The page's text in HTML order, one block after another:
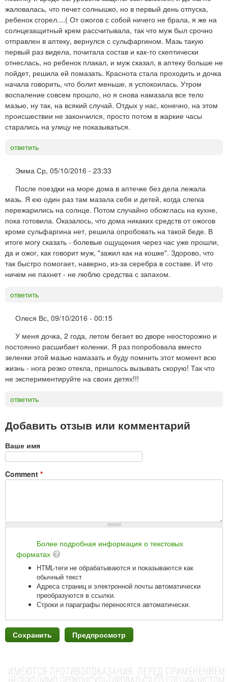
жаловалась, что печет солнышко, но в первый день отпуска,
ребенок сгорел....( От ожогов с собой ничего не брала, я же на
солнцезащитный крем рассчитывала, так что муж был срочно
отправлен в аптеку, вернулся с сульфаргином. Мазь такую
первый раз видела, почитала состав и как-то скептически
отнеслась, но ребенок плакал, и муж сказал, в аптеку больше не
пойдет, решила ей помазать. Краснота стала проходить и дочка
начала говорить, что болит меньше, я успокоилась. Утром
воспаление совсем прошло, но я снова намазала все тело
мазью, ну так, на всякий случай. Отдых у нас, конечно, на этом
происшествии не закончился, просто потом в жаркие часы
старались на улицу не показываться.
ответить
Эмма Ср, 05/10/2016 - 23:33
После поездки на море дома в аптечке без дела лежала
мазь. Я ею один раз там мазала себя и детей, когда слегка
пережарились на солнце. Потом случайно обожглась на кухне,
пока готовила. Оказалось, что дома никаких средств от ожогов
кроме сульфаргина нет, решила опробовать на такой беде. В
итоге могу сказать - болевые ощущения через час уже прошли,
да и ожог, как говорит муж, "зажил как на кошке". Здорово, что
так быстро помогает, наверно, из-за серебра в составе. И что
ничем не пахнет - не люблю средства с запахом.
ответить
Олеся Вс, 09/10/2016 - 00:15
У меня дочка, 2 года, летом бегает во дворе неосторожно и
постоянно расшибает коленки. Я раз попробовала вместо
зеленки этой мазью намазать и буду помнить этот момент всю
жизнь - нога резко отекла, пришлось вызывать скорую! Так что
не экспериментируйте на своих детях!!!
ответить
Добавить отзыв или комментарий
Ваше имя
Comment *
Более подробная информация о текстовых
форматах
HTML-теги не обрабатываются и показываются как
обычный текст
Адреса страниц и электронной почты автоматически
преобразуются в ссылки.
Строки и параграфы переносятся автоматически.